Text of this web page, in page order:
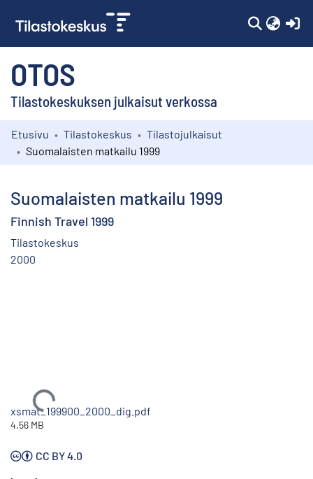
OTOS
Tilastokeskuksen julkaisut verkossa
Kokoelmat
Etusivu Tilastokeskus
Tilastojulkaisut
Suomalaisten matkailu 1999
Suomalaisten matkailu 1999
Finnish Travel 1999
Tilastokeskus
2000
Ladataan...
xsmat_199900_2000_dig.pdf
4.56 MB
CC BY 4.0